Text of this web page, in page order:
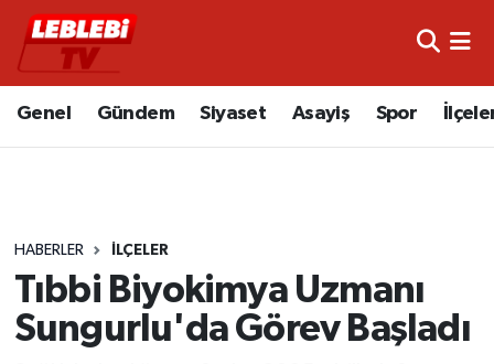
Genel Gündem Siyaset Asayiş Spor
HABERLER İLÇELER
Tıbbi Biyokimya Uzmanı
Sungurlu'da Görev Başladı
Hava Durumu
Süper Lig Puan Durumu ve Fikstür
Tüm Manşetler